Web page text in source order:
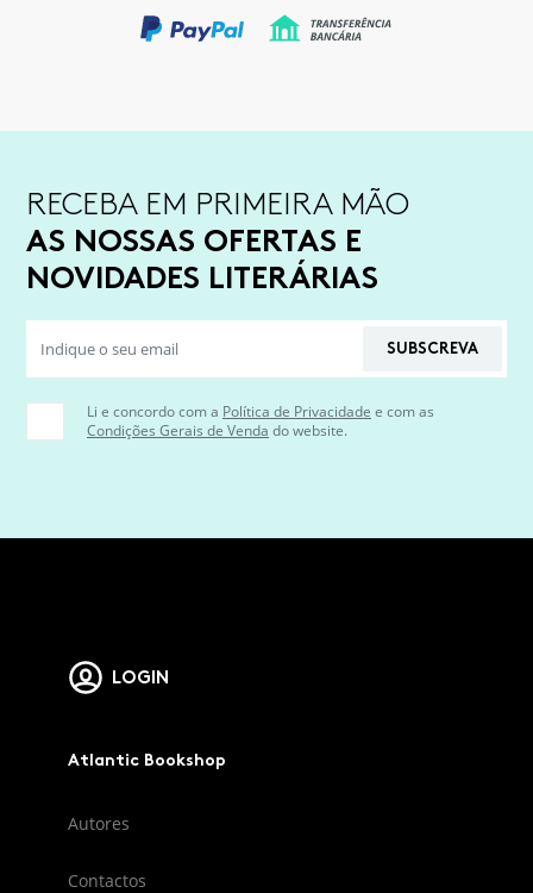
RECEBA EM PRIMEIRA MÃO
AS NOSSAS OFERTAS E
NOVIDADES LITERÁRIAS
SUBSCREVA
Li e concordo com a Política de Privacidade e com as
Condições Gerais de Venda do website.
LOGIN
Atlantic Bookshop
Autores
Contactos